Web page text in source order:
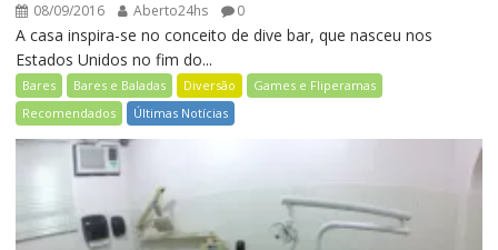
08/09/2016 Aberto24hs 0
A casa inspira-se no conceito de dive bar, que nasceu nos
Estados Unidos no fim do...
Bares Bares e Baladas Diversão
Games e Fliperamas
Recomendados
Últimas Notícias